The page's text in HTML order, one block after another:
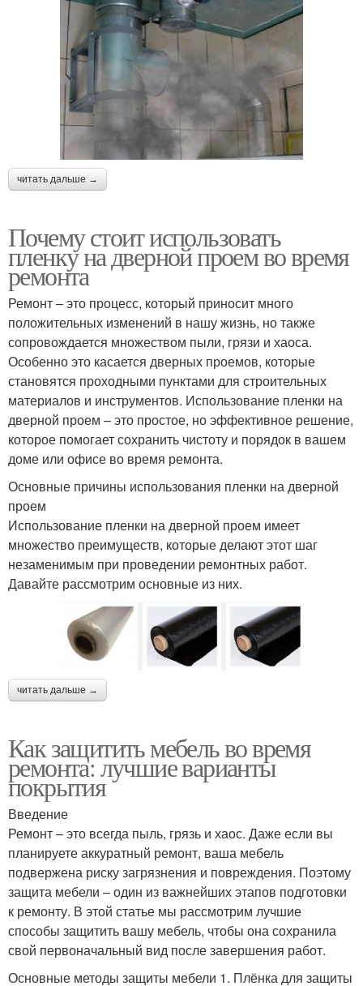
читать дальше →
Почему стоит использовать
пленку на дверной проем во время
ремонта
Ремонт – это процесс, который приносит много
положительных изменений в нашу жизнь, но также
сопровождается множеством пыли, грязи и хаоса.
Особенно это касается дверных проемов, которые
становятся проходными пунктами для строительных
материалов и инструментов. Использование пленки на
дверной проем – это простое, но эффективное решение,
которое помогает сохранить чистоту и порядок в вашем
доме или офисе во время ремонта.
Основные причины использования пленки на дверной
проем
Использование пленки на дверной проем имеет
множество преимуществ, которые делают этот шаг
незаменимым при проведении ремонтных работ.
Давайте рассмотрим основные из них.
читать дальше →
Как защитить мебель во время
ремонта: лучшие варианты
покрытия
Введение
Ремонт – это всегда пыль, грязь и хаос. Даже если вы
планируете аккуратный ремонт, ваша мебель
подвержена риску загрязнения и повреждения. Поэтому
защита мебели – один из важнейших этапов подготовки
к ремонту. В этой статье мы рассмотрим лучшие
способы защитить вашу мебель, чтобы она сохранила
свой первоначальный вид после завершения работ.
Основные методы защиты мебели 1. Плёнка для защиты